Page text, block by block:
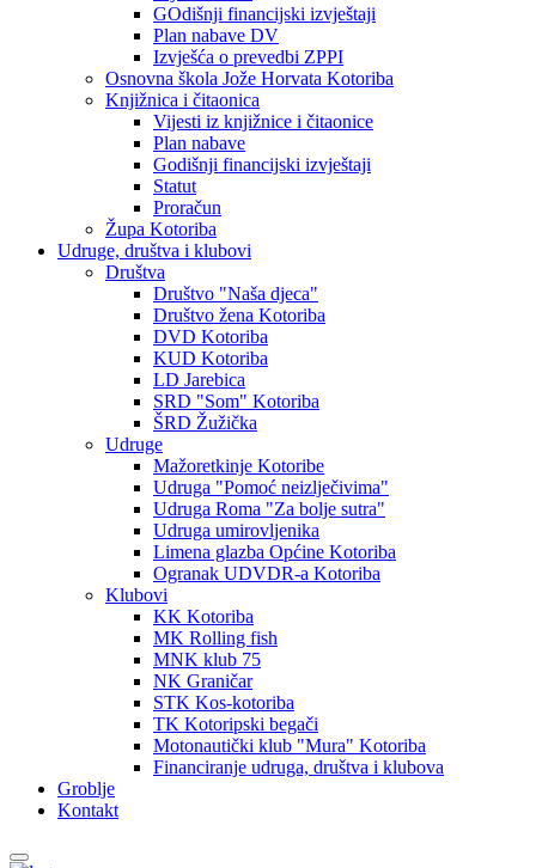
GOdišnji financijski izvještaji
Plan nabave DV
Izvješća o prevedbi ZPPI
Osnovna škola Jože Horvata Kotoriba
Knjižnica i čitaonica
Vijesti iz knjižnice i čitaonice
Plan nabave
Godišnji financijski izvještaji
Statut
Proračun
Župa Kotoriba
Udruge, društva i klubovi
Društva
Društvo "Naša djeca"
Društvo žena Kotoriba
DVD Kotoriba
KUD Kotoriba
LD Jarebica
SRD "Som" Kotoriba
ŠRD Žužička
Udruge
Mažoretkinje Kotoribe
Udruga "Pomoć neizlječivima"
Udruga Roma "Za bolje sutra"
Udruga umirovljenika
Limena glazba Općine Kotoriba
Ogranak UDVDR-a Kotoriba
Klubovi
KK Kotoriba
MK Rolling fish
MNK klub 75
NK Graničar
STK Kos-kotoriba
TK Kotoripski begači
Motonautički klub "Mura" Kotoriba
Financiranje udruga, društva i klubova
Groblje
Kontakt